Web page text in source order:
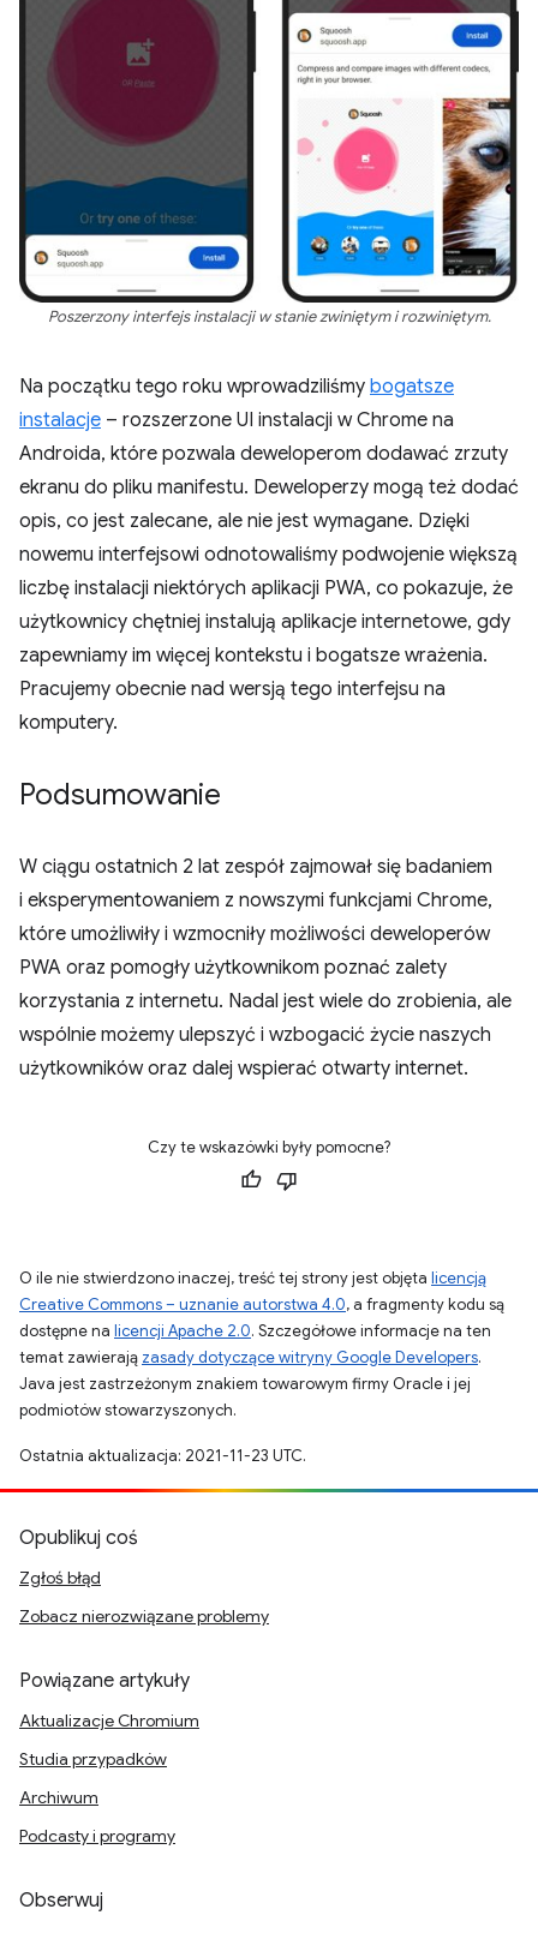
Poszerzony interfejs instalacji w stanie zwiniętym i rozwiniętym.
Na początku tego roku wprowadziliśmy bogatsze
instalacje – rozszerzone UI instalacji w Chrome na
Androida, które pozwala deweloperom dodawać zrzuty
ekranu do pliku manifestu. Deweloperzy mogą też dodać
opis, co jest zalecane, ale nie jest wymagane. Dzięki
nowemu interfejsowi odnotowaliśmy podwojenie większą
liczbę instalacji niektórych aplikacji PWA, co pokazuje, że
użytkownicy chętniej instalują aplikacje internetowe, gdy
zapewniamy im więcej kontekstu i bogatsze wrażenia.
Pracujemy obecnie nad wersją tego interfejsu na
komputery.
Podsumowanie
W ciągu ostatnich 2 lat zespół zajmował się badaniem
i eksperymentowaniem z nowszymi funkcjami Chrome,
które umożliwiły i wzmocniły możliwości deweloperów
PWA oraz pomogły użytkownikom poznać zalety
korzystania z internetu. Nadal jest wiele do zrobienia, ale
wspólnie możemy ulepszyć i wzbogacić życie naszych
użytkowników oraz dalej wspierać otwarty internet.
Czy te wskazówki były pomocne?
O ile nie stwierdzono inaczej, treść tej strony jest objęta licencją
Creative Commons – uznanie autorstwa 4.0, a fragmenty kodu są
dostępne na licencji Apache 2.0. Szczegółowe informacje na ten
temat zawierają zasady dotyczące witryny Google Developers.
Java jest zastrzeżonym znakiem towarowym firmy Oracle i jej
podmiotów stowarzyszonych.
Ostatnia aktualizacja: 2021-11-23 UTC.
Opublikuj coś
Zgłoś błąd
Zobacz nierozwiązane problemy
Powiązane artykuły
Aktualizacje Chromium
Studia przypadków
Archiwum
Podcasty i programy
Obserwuj